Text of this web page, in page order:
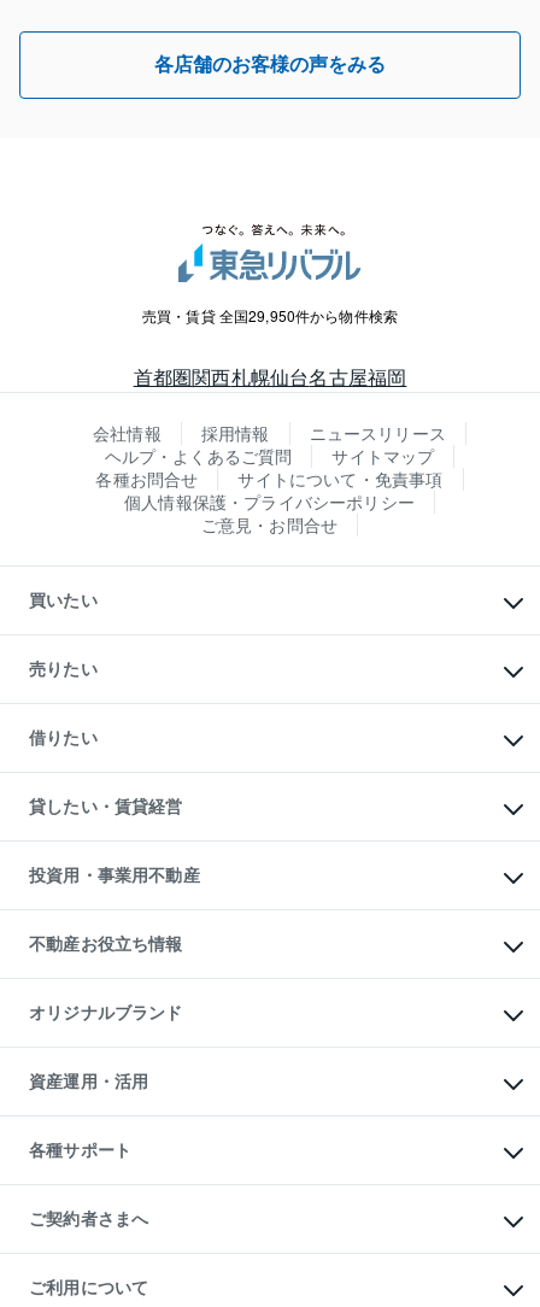
各店舗のお客様の声をみる
売買・賃貸 全国29,950件から物件検索
首都圏関西札幌仙台名古屋福岡
会社情報 採用情報
ニュースリリース
ヘルプ・よくあるご質問
サイトマップ
各種お問合せ
サイトについて・免責事項
個人情報保護・プライバシーポリシー
ご意見・お問合せ
買いたい
新築・分譲マンションの購入
中古マンションの購入
一戸建ての購入
中古一戸建ての購入
不動産購入の流れ
注目キーワード物件特集
購入ガイド
English 繁体中文簡体中文
売りたい
一戸建ての売却・査定
土地の売却・査定
スピードAI査定
不動産査定について
不動産売却の流れ
不動産買換えの流れ
売却ガイド
借りたい
オフィス・店舗の賃貸
借りるときの流れ
借りるガイド
貸したい・賃貸経営
マンション賃料データ
賃貸管理プラン
リロケーションについて
貸すガイド
投資用・事業用不動産
事業用不動産
マンション投資
投資用マンション
アパート経営
収益物件
ビル購入（ビル一棟）
投資用不動産の売却査定
事業用不動産の売却査定
不動産お役立ち情報
マンションライブラリー
人気マンションランキング
暮らしに役立つ不動産メディア
不動産相場・不動産価格情報
不動産コラム・ニュース
不動産用語集
不動産なんでもネット相談室
住まいの税金
オリジナルブランド
一棟リノベーションマンション
L`GENTE（ルジェンテ）
区分リノベーションマンション
投資用一棟レジデンスWELL
不動産小口投資
LEGACIA（レガシア）
資産運用・活用
不動産M&A
アセットマネジメント・出資
各種サポート
相続サポート
リフォームサポート
ご契約者さまへ
ご紹介・再契約特典
入居者様専用-各種ご案内（賃貸）
ご利用について